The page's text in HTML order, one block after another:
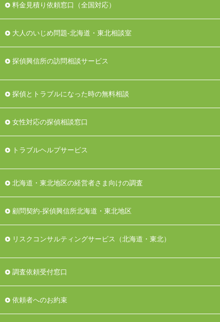
料金見積り依頼窓口（全国対応）
大人のいじめ問題-北海道・東北相談室
探偵興信所の訪問相談サービス
探偵とトラブルになった時の無料相談
女性対応の探偵相談窓口
トラブルヘルプサービス
北海道・東北地区の経営者さま向けの調査
顧問契約-探偵興信所北海道・東北地区
リスクコンサルティングサービス（北海道・東北）
調査依頼受付窓口
依頼者へのお約束